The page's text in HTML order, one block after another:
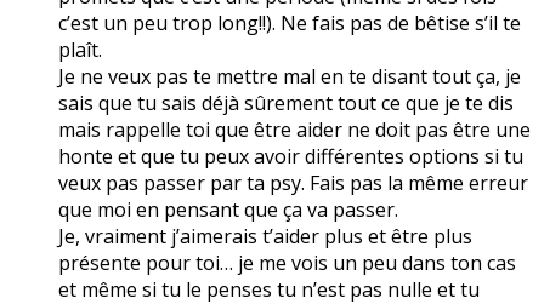
c’est un peu trop long!!). Ne fais pas de bêtise s’il te
plaît.
Je ne veux pas te mettre mal en te disant tout ça, je
sais que tu sais déjà sûrement tout ce que je te dis
mais rappelle toi que être aider ne doit pas être une
honte et que tu peux avoir différentes options si tu
veux pas passer par ta psy. Fais pas la même erreur
que moi en pensant que ça va passer.
Je, vraiment j’aimerais t’aider plus et être plus
présente pour toi… je me vois un peu dans ton cas
et même si tu le penses tu n’est pas nulle et tu